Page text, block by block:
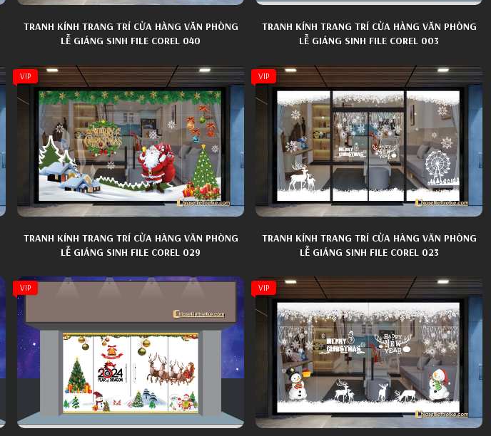
TRANH KÍNH TRANG TRÍ CỬA HÀNG VĂN PHÒNG
LỄ GIÁNG SINH FILE COREL 040
TRANH KÍNH TRANG TRÍ CỬA HÀNG VĂN PHÒNG
LỄ GIÁNG SINH FILE COREL 003
VIP
TRANH KÍNH TRANG TRÍ CỬA HÀNG VĂN PHÒNG
LỄ GIÁNG SINH FILE COREL 029
VIP
TRANH KÍNH TRANG TRÍ CỬA HÀNG VĂN PHÒNG
LỄ GIÁNG SINH FILE COREL 023
VIP VIP